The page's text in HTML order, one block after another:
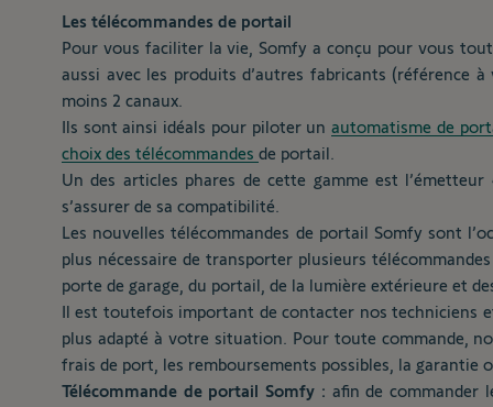
Les télécommandes de portail
Pour vous faciliter la vie, Somfy a conçu pour vous
aussi avec les produits d’autres fabricants (référence
moins 2 canaux.
Ils sont ainsi idéals pour piloter unautomatisme de
choix des télécommandes de portail.
Un des articles phares de cette gamme est
s’assurer de sa compatibilité.
Les nouvelles télécommandes de portail Somfy sont
plus nécessaire de transporter plusieurs
porte de garage, du portail, de la lumière extérieure et
Il est toutefois important de contacter nos techniciens
plus adapté à votre situation. Pour toute commande,
frais de port, les remboursements possibles, la garantie
Télécommande de portail Somfy : afin de commander